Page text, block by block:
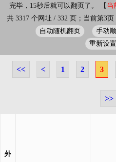
完毕，15秒后就可以翻页了。 【 当
共 3317 个网址 / 332 页；当前第3页
自动随机翻页
手动
重新设
<< < 1 2 3
>>
外